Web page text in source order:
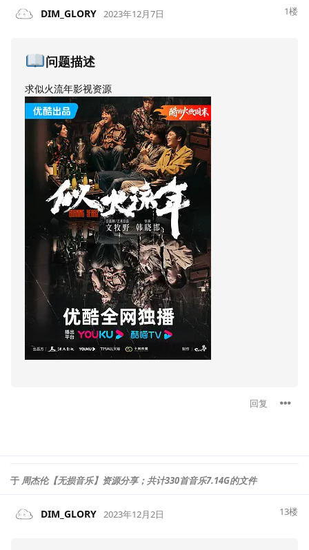
DIM_GLORY 2023年12月7日 1楼
问题描述
求似火流年影视资源
回复
于 周杰伦【无损音乐】资源分享；共计330首音乐7.14G的文件
DIM_GLORY 2023年12月2日 13楼